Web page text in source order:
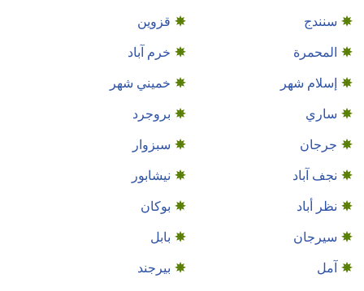
سنندج
قزوين
المحمرة
خرم آباد
إسلام شهر
خميني شهر
ساري
بروجرد
جرجان
سبزوار
نجف‌ آباد
نيشابور
نظر أباد
بوكان
سيرجان
بابل
آمل
بیرجند